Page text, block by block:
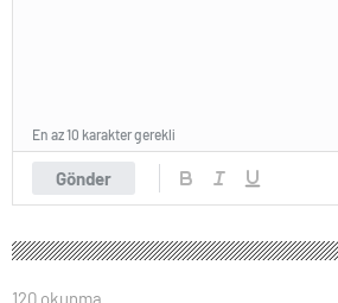
Gönder
En az 10 karakter gerekli
120 okunma